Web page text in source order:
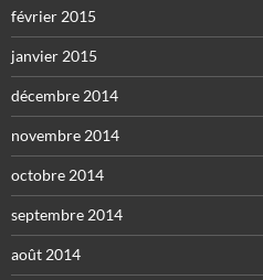
février 2015
janvier 2015
décembre 2014
novembre 2014
octobre 2014
septembre 2014
août 2014